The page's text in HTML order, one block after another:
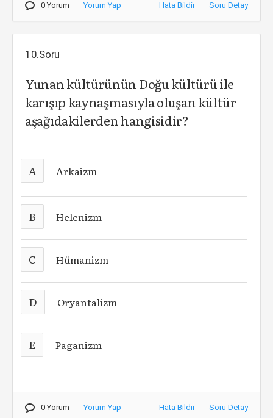
0 Yorum Yorum Yap Hata Bildir Soru Detay
10.Soru
Yunan kültürünün Doğu kültürü ile
karışıp kaynaşmasıyla oluşan kültür
aşağıdakilerden hangisidir?
A Arkaizm
B Helenizm
C Hümanizm
D Oryantalizm
E Paganizm
0 Yorum Yorum Yap Hata Bildir Soru Detay